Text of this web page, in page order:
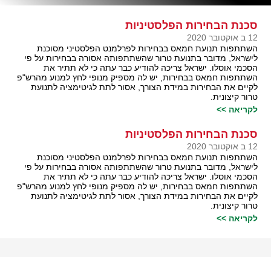
סכנת הבחירות הפלסטיניות
12 ב אוקטובר 2020
השתתפות תנועת חמאס בבחירות לפרלמנט הפלסטיני מסוכנת
לישראל, מדובר בתנועת טרור שהשתתפותה אסורה בבחירות על פי
הסכמי אוסלו. ישראל צריכה להודיע כבר עתה כי לא תתיר את
השתתפות חמאס בבחירות, יש לה מספיק מנופי לחץ למנוע מהרש"פ
לקיים את הבחירות במידת הצורך, אסור לתת לגיטימציה לתנועת
טרור קיצונית.
לקריאה >>
סכנת הבחירות הפלסטיניות
12 ב אוקטובר 2020
השתתפות תנועת חמאס בבחירות לפרלמנט הפלסטיני מסוכנת
לישראל, מדובר בתנועת טרור שהשתתפותה אסורה בבחירות על פי
הסכמי אוסלו. ישראל צריכה להודיע כבר עתה כי לא תתיר את
השתתפות חמאס בבחירות, יש לה מספיק מנופי לחץ למנוע מהרש"פ
לקיים את הבחירות במידת הצורך, אסור לתת לגיטימציה לתנועת
טרור קיצונית.
לקריאה >>